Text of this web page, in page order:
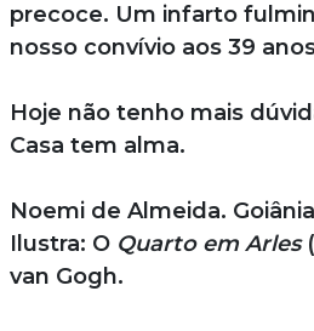
precoce. Um infarto
nosso convívio aos 39
Hoje não tenho mais
Casa tem alma.
Noemi de Almeida.
Ilustra: OQuarto em Arles
van Gogh.